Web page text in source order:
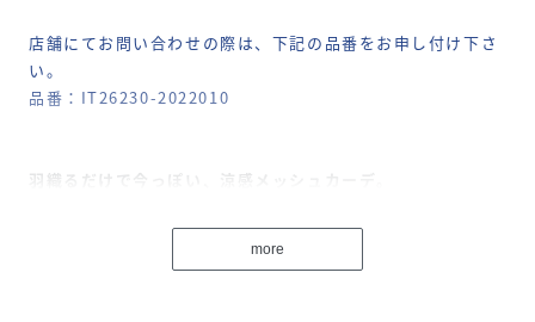
店舗にてお問い合わせの際は、下記の品番をお申し付け下さ
い。
品番：IT26230-2022010
羽織るだけで今っぽい、涼感メッシュカーデ。
繊細なメッシュ編みが涼しげな抜け感を演出する半袖カーデ
ィガンは、プラスするだけで今年らしいスタイルに仕上がる
more